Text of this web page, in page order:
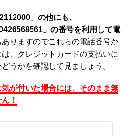
」の他にも、
」の番号を利用して電
ありますのでこれらの電話番号か
、クレジットカードの支払いに
うかを確認して見ましょう。
が付いた場合には、そのまま無
！